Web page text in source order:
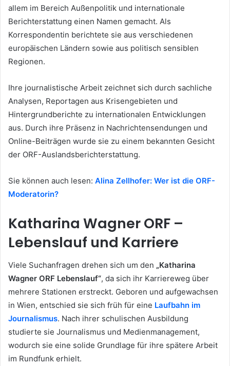
allem im Bereich Außenpolitik und internationale
Berichterstattung einen Namen gemacht. Als
Korrespondentin berichtete sie aus verschiedenen
europäischen Ländern sowie aus politisch sensiblen
Regionen.
Ihre journalistische Arbeit zeichnet sich durch sachliche
Analysen, Reportagen aus Krisengebieten und
Hintergrundberichte zu internationalen Entwicklungen
aus. Durch ihre Präsenz in Nachrichtensendungen und
Online-Beiträgen wurde sie zu einem bekannten Gesicht
der ORF-Auslandsberichterstattung.
Sie können auch lesen: Alina Zellhofer: Wer ist die ORF-
Moderatorin?
Katharina Wagner ORF –
Lebenslauf und Karriere
Viele Suchanfragen drehen sich um den „Katharina
Wagner ORF Lebenslauf“, da sich ihr Karriereweg über
mehrere Stationen erstreckt. Geboren und aufgewachsen
in Wien, entschied sie sich früh für eine Laufbahn im
Journalismus. Nach ihrer schulischen Ausbildung
studierte sie Journalismus und Medienmanagement,
wodurch sie eine solide Grundlage für ihre spätere Arbeit
im Rundfunk erhielt.